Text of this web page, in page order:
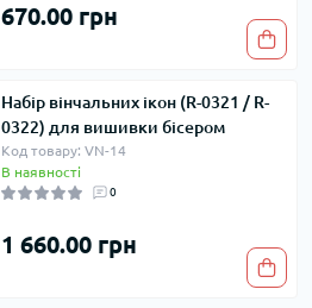
670.00 грн
Набір вінчальних ікон (R-0321 / R-
0322) для вишивки бісером
Код товару: VN-14
В наявності
0
1 660.00 грн